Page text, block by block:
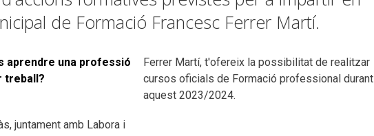
de Formació Francesc Ferrer Martí.
aprendre una professió
treball?
juntament amb Labora i
Ferrer Martí, t'ofereix la possibilitat de realitzar
cursos oficials de Formació professional durant
aquest 2023/2024.